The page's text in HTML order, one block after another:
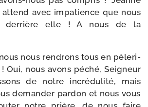
avec impa­tience que nous
der­rière elle ! A nous de la
nous ren­drons tous en pèle­ri­
Oui, nous avons péché, Seigneur
de notre incré­du­li­té, mais
deman­der par­don et nous vous